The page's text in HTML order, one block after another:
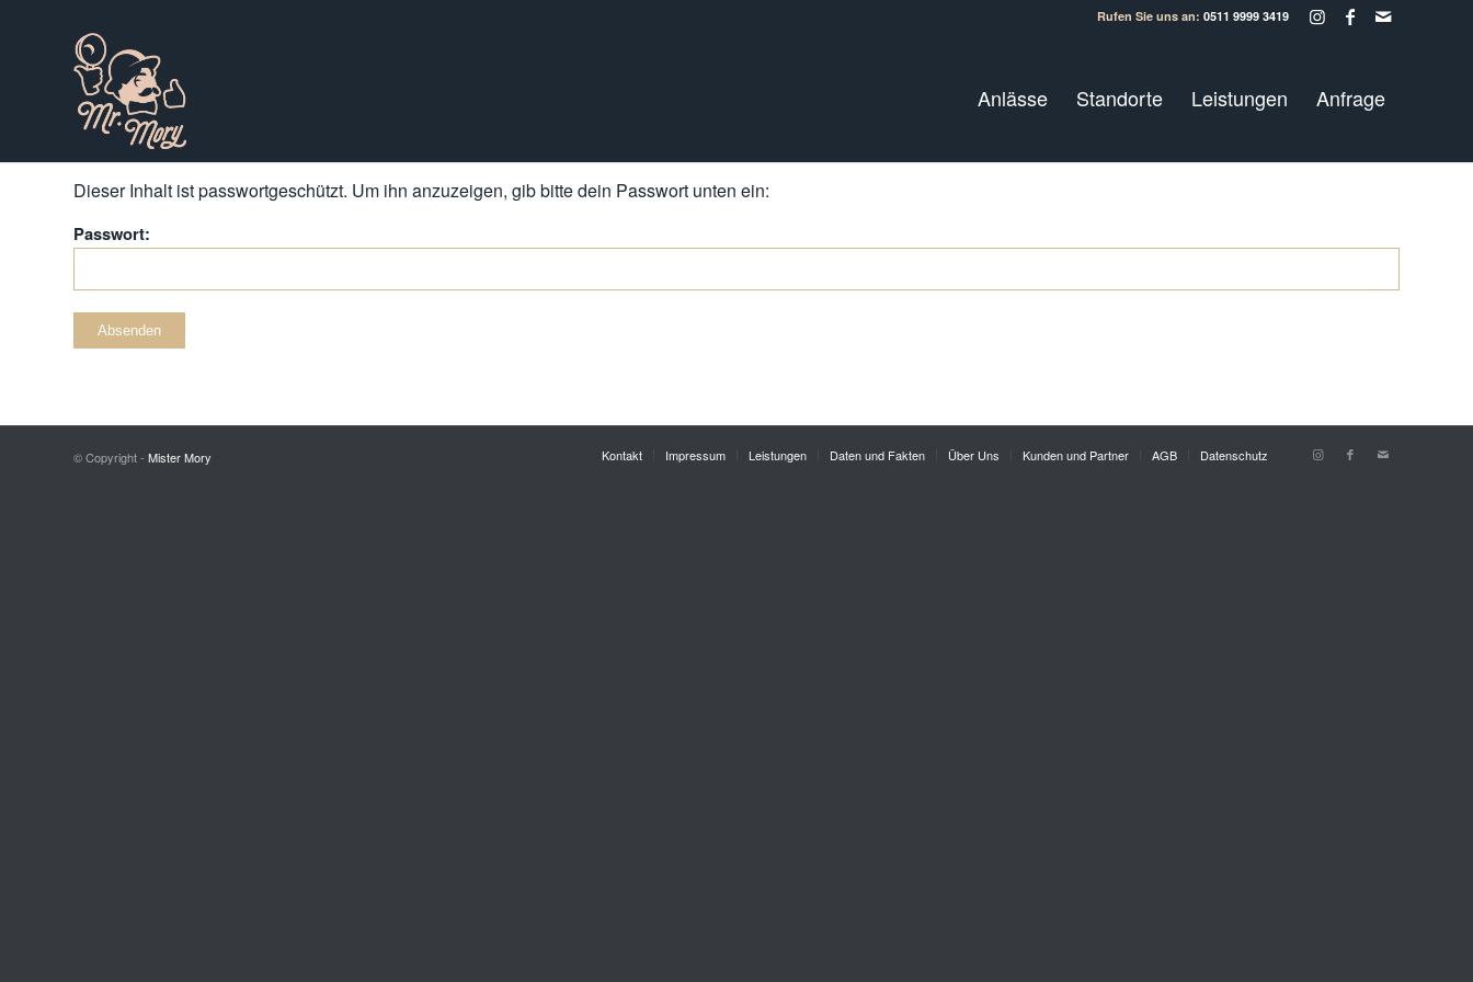
Rufen Sie uns an: 0511 9999 3419
Anlässe Standorte Leistungen Anfrage
Dieser Inhalt ist passwortgeschützt. Um ihn anzuzeigen, gib bitte dein Passwort unten ein:
Passwort:
© Copyright - Mister Mory Kontakt Impressum Leistungen Daten und Fakten Über Uns Kunden und Partner AGB Datenschutz